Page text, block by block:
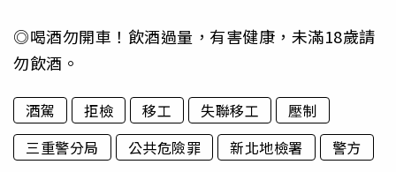
◎喝酒勿開車！飲酒過量，有害健康，未滿18歲請
勿飲酒。
酒駕 拒檢 移工 失聯移工
壓制
三重警分局
公共危險罪 新北地檢署 警方